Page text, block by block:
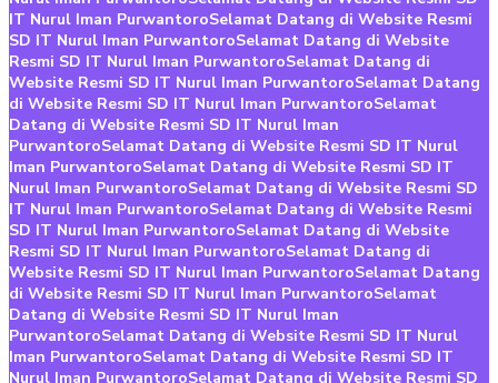
IT Nurul Iman PurwantoroSelamat Datang di Website Resmi
SD IT Nurul Iman PurwantoroSelamat Datang di Website
Resmi SD IT Nurul Iman PurwantoroSelamat Datang di
Website Resmi SD IT Nurul Iman PurwantoroSelamat Datang
di Website Resmi SD IT Nurul Iman PurwantoroSelamat
Datang di Website Resmi SD IT Nurul Iman
PurwantoroSelamat Datang di Website Resmi SD IT Nurul
Iman PurwantoroSelamat Datang di Website Resmi SD IT
Nurul Iman PurwantoroSelamat Datang di Website Resmi SD
IT Nurul Iman PurwantoroSelamat Datang di Website Resmi
SD IT Nurul Iman PurwantoroSelamat Datang di Website
Resmi SD IT Nurul Iman PurwantoroSelamat Datang di
Website Resmi SD IT Nurul Iman PurwantoroSelamat Datang
di Website Resmi SD IT Nurul Iman PurwantoroSelamat
Datang di Website Resmi SD IT Nurul Iman
PurwantoroSelamat Datang di Website Resmi SD IT Nurul
Iman PurwantoroSelamat Datang di Website Resmi SD IT
Nurul Iman PurwantoroSelamat Datang di Website Resmi SD